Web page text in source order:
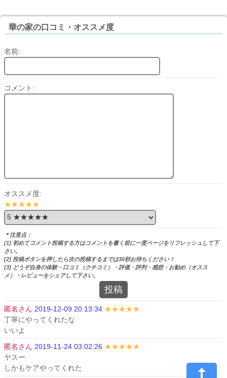
華の家の口コミ・オススメ度
名前:
コメント:
オススメ度:
★★★★★
＊注意点：
[1] 初めてコメント投稿する方はコメントを書く前に一度ページをリフレッシュして下
さい。
[2] 投稿ボタンを押したら次の投稿するまでは30秒お待ちください！
[3] どうぞ自身の体験・口コミ（クチコミ）・評価・評判・感想・お勧め（オスス
メ）・レビューをシェアして下さい。
投稿
匿名さん 2019-12-09 20:13:34 ★★★★★
丁寧にやってくれたな
いいよ
匿名さん 2019-11-24 03:02:26 ★★★★★
ヤスー
しかもケアやってくれた